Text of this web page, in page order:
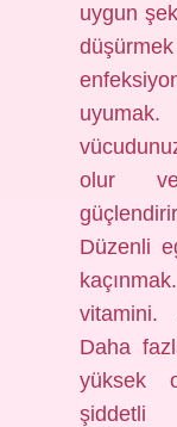
uygun
olur ve
Düzenli
Daha
yüksek